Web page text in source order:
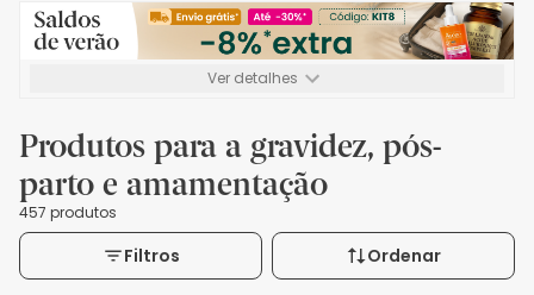
Ver detalhes
Produtos para a gravidez, pós-
parto e amamentação
457 produtos
Filtros Ordenar